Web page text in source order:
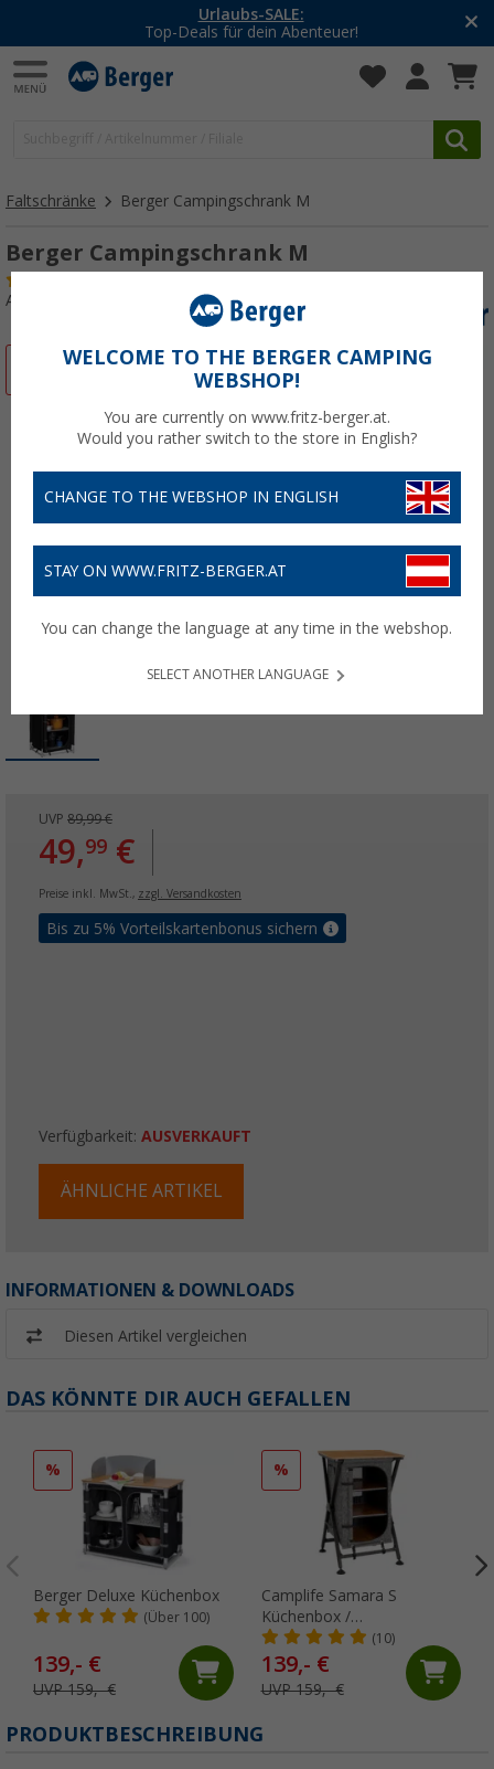
Urlaubs-SALE:
Top-Deals für dein Abenteuer!
Faltschränke Berger Campingschrank M
Berger Campingschrank M
Art.-Nr.: 730210
UVP 89,99 €
49,99 €
Preise inkl. MwSt., zzgl. Versandkosten
Bis zu 5% Vorteilskartenbonus sichern
Verfügbarkeit: AUSVERKAUFT
ÄHNLICHE ARTIKEL
INFORMATIONEN & DOWNLOADS
Diesen Artikel vergleichen
DAS KÖNNTE DIR AUCH GEFALLEN
%
Berger Deluxe Küchenbox
(Über 100)
139,- €
UVP 159,- €
%
Camplife Samara S
Küchenbox /
Campingschrank(10)
139,- €
UVP 159,- €
PRODUKTBESCHREIBUNG
WELCOME TO THE BERGER CAMPING
WEBSHOP!
You are currently on www.fritz-berger.at.
Would you rather switch to the store in English?
CHANGE TO THE WEBSHOP IN ENGLISH
STAY ON WWW.FRITZ-BERGER.AT
You can change the language at any time in the webshop.
SELECT ANOTHER LANGUAGE